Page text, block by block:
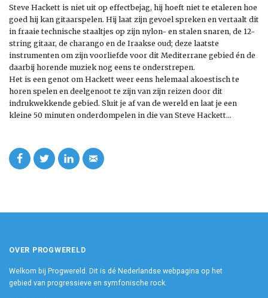
Steve Hackett is niet uit op effectbejag, hij hoeft niet te etaleren hoe
goed hij kan gitaarspelen. Hij laat zijn gevoel spreken en vertaalt dit
in fraaie technische staaltjes op zijn nylon- en stalen snaren, de 12-
string gitaar, de charango en de Iraakse oud; deze laatste
instrumenten om zijn voorliefde voor dit Mediterrane gebied én de
daarbij horende muziek nog eens te onderstrepen.
Het is een genot om Hackett weer eens helemaal akoestisch te
horen spelen en deelgenoot te zijn van zijn reizen door dit
indrukwekkende gebied. Sluit je af van de wereld en laat je een
kleine 50 minuten onderdompelen in die van Steve Hackett…
OVER PROGWERELD
Welkom bij Progwereld. Dit is dé Nederlandse webpagina op het
gebied van progressieve en symfonische rock.